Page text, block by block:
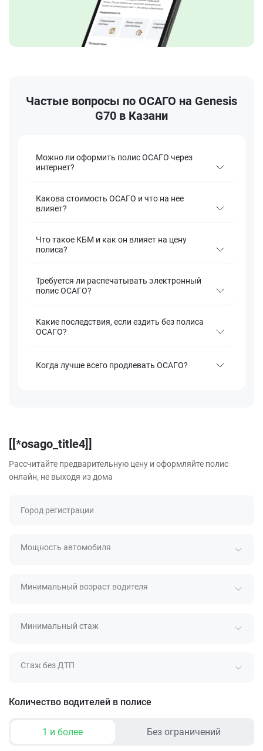
Частые вопросы по ОСАГО на Genesis
G70 в Казани
Можно ли оформить полис ОСАГО через
интернет?
Какова стоимость ОСАГО и что на нее
влияет?
Что такое КБМ и как он влияет на цену
полиса?
Требуется ли распечатывать электронный
полис ОСАГО?
Какие последствия, если ездить без полиса
ОСАГО?
Когда лучше всего продлевать ОСАГО?
[[*osago_title4]]
Рассчитайте предварительную цену и оформляйте полис
онлайн, не выходя из дома
Город регистрации
Мощность автомобиля
Минимальный возраст водителя
Минимальный стаж
Стаж без ДТП
Количество водителей в полисе
1 и более Без ограничений